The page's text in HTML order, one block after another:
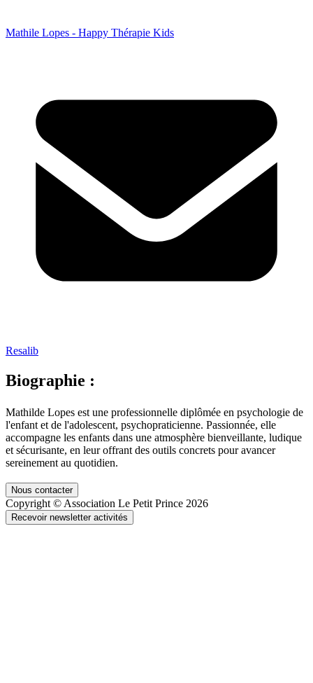
Mathile Lopes - Happy Thérapie Kids
Resalib
Biographie :
Mathilde Lopes est une professionnelle diplômée en psychologie de
l'enfant et de l'adolescent, psychopraticienne. Passionnée, elle
accompagne les enfants dans une atmosphère bienveillante, ludique
et sécurisante, en leur offrant des outils concrets pour avancer
sereinement au quotidien.
Nous contacter
Copyright © Association Le Petit Prince 2026
Recevoir newsletter activités